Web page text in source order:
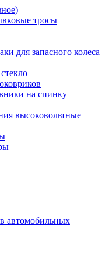
тросы
для запасного колеса
на спинку
высоковольтные
автомобильных